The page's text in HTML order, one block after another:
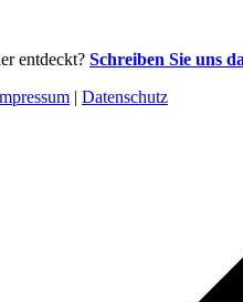
entdeckt? Schreiben Sie uns
| Datenschutz